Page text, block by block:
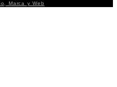
Marca y Web